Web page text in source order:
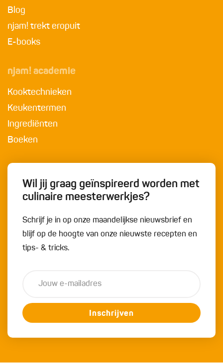
Blog
njam! trekt eropuit
E-books
njam! academie
Kooktechnieken
Keukentermen
Ingrediënten
Boeken
Wil jij graag geïnspireerd worden met
culinaire meesterwerkjes?
Schrijf je in op onze maandelijkse nieuwsbrief en
blijf op de hoogte van onze nieuwste recepten en
tips- & tricks.
Inschrijven